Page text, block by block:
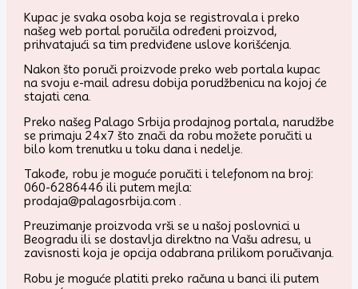
Kupac je svaka osoba koja se registrovala i preko
našeg web portal poručila određeni proizvod,
prihvatajući sa tim predviđene uslove korišćenja.
Nakon što poruči proizvode preko web portala kupac
na svoju e-mail adresu dobija porudžbenicu na kojoj će
stajati cena.
Preko našeg Palago Srbija prodajnog portala, narudžbe
se primaju 24x7 što znači da robu možete poručiti u
bilo kom trenutku u toku dana i nedelje.
Takođe, robu je moguće poručiti i telefonom na broj:
060-6286446 ili putem mejla:
prodaja@palagosrbija.com .
Preuzimanje proizvoda vrši se u našoj poslovnici u
Beogradu ili se dostavlja direktno na Vašu adresu, u
zavisnosti koja je opcija odabrana prilikom poručivanja.
Robu je moguće platiti preko računa u banci ili putem